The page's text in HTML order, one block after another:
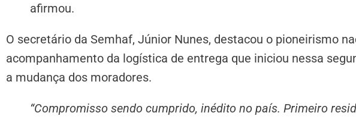
afirmou.
O secretário da Semhaf, Júnior Nunes, destacou o pioneirismo
acompanhamento da logística de entrega que iniciou nessa
a mudança dos moradores.
“Compromisso sendo cumprido, inédito no país. Primeiro